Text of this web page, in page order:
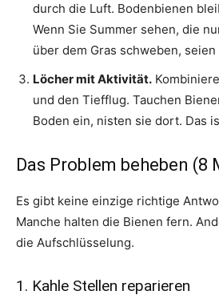
durch die Luft. Bodenbienen
Wenn Sie Summer sehen, die
über dem Gras schweben,
Löcher mit Aktivität.
und den Tiefflug. Tauchen
Boden ein, nisten sie dort. Das
Das Problem beheben (8
Es gibt keine einzige richtige
Manche halten die Bienen fern.
die Aufschlüsselung.
1. Kahle Stellen reparieren